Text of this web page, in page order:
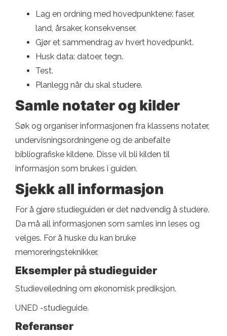
Lag en ordning med hovedpunktene: faser,
land, årsaker, konsekvenser.
Gjør et sammendrag av hvert hovedpunkt.
Husk data: datoer, tegn.
Test.
Planlegg når du skal studere.
Samle notater og kilder
Søk og organiser informasjonen fra klassens notater,
undervisningsordningene og de anbefalte
bibliografiske kildene. Disse vil bli kilden til
informasjon som brukes i guiden.
Sjekk all informasjon
For å gjøre studieguiden er det nødvendig å studere.
Da må all informasjonen som samles inn leses og
velges. For å huske du kan bruke
memoreringsteknikker.
Eksempler på studieguider
Studieveiledning om økonomisk prediksjon.
UNED -studieguide.
Referanser